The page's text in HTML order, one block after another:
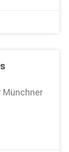
Münchner